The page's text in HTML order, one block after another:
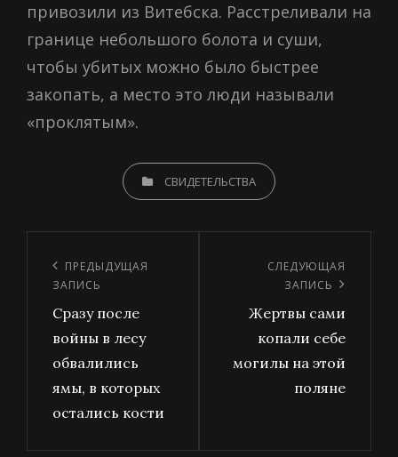
привозили из Витебска. Расстреливали на
границе небольшого болота и суши,
чтобы убитых можно было быстрее
закопать, а место это люди называли
«проклятым».
CATEGORIESСВИДЕТЕЛЬСТВА
по
записям
Предыдущая
ПРЕДЫДУЩАЯ
ЗАПИСЬ
Сразу после
войны в лесу
обвалились
ямы, в которых
остались кости
Следующая
СЛЕДУЮЩАЯ
ЗАПИСЬ
Жертвы сами
копали себе
могилы на этой
поляне